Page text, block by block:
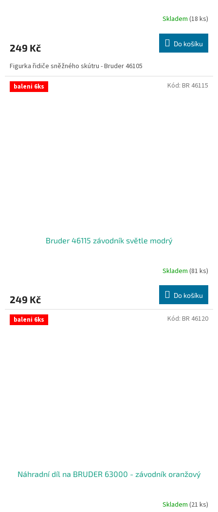
Skladem (18 ks)
249 Kč Do košíku
Figurka řidiče sněžného skútru - Bruder 46105
baleni 6ks
Bruder 46115 závodník světle modrý
Skladem (81 ks)
249 Kč Do košíku
Kód: BR 46115
baleni 6ks
Náhradní díl na BRUDER 63000 - závodník oranžový
Skladem (21 ks)
Kód: BR 46120